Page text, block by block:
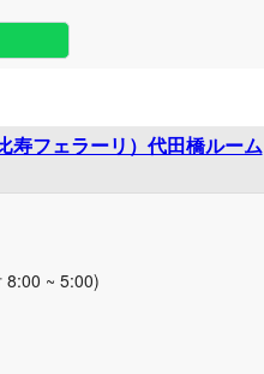
プライベートなプライバシー
とときをお過ごしいただけま
技術・空間・おもてなしのすべ
を求めるすべての方へ、至福
をご提供いたします。
寿フェラーリ）代田橋ルーム
8:00 ~ 5:00)